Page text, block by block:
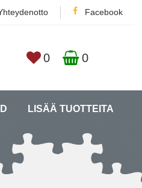
Facebook
0 0
LISÄÄ TUOTTEITA